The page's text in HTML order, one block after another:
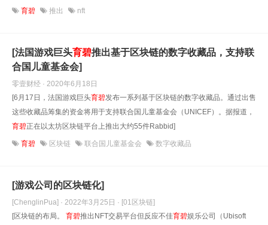
育碧 推出 nft
[法国游戏巨头育碧推出基于区块链的数字收藏品，支持联
合国儿童基金会]
零壹财经 · 2020年6月18日
[6月17日，法国游戏巨头育碧发布一系列基于区块链的数字收藏品。通过出售
这些收藏品筹集的资金将用于支持联合国儿童基金会（UNICEF）。据报道，
育碧正在以太坊区块链平台上推出大约55件Rabbid]
育碧 区块链 联合国儿童基金会 数字收藏品
[游戏公司的区块链化]
[ChenglinPua] · 2022年3月25日 · [01区块链]
[区块链的布局。 育碧推出NFT交易平台但反应不佳育碧娱乐公司（Ubisoft